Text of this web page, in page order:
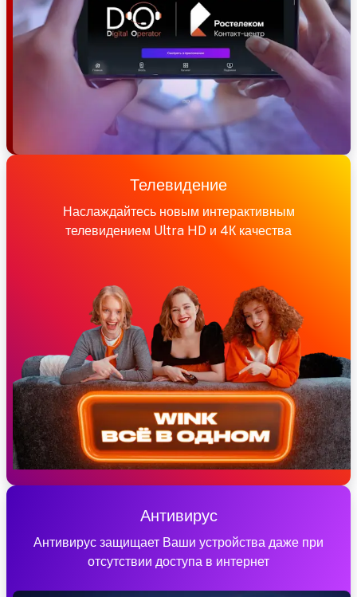
Телевидение
Наслаждайтесь новым интерактивным
телевидением Ultra HD и 4К качества
Антивирус
Антивирус защищает Ваши устройства даже при
отсутствии доступа в интернет